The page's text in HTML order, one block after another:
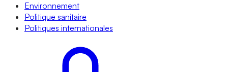
Environnement
Politique sanitaire
Politiques internationales